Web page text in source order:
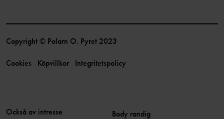
Copyright © Polarn O. Pyret 2023
Cookies Köpvillkor Integritetspolicy
Också av intresse Body randig